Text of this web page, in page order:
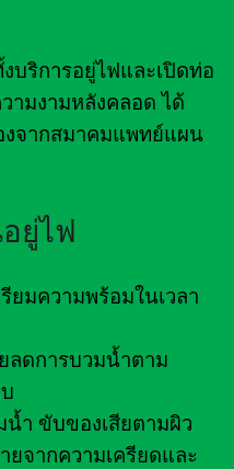
บริการอยู่ไฟและเปิดท่อ
ามงามหลังคลอด ได้
งจากสมาคมแพทย์แผน
ยู่ไฟ
ยมความพร้อมในเวลา
ลดการบวมน้ำตาม
ำ ขับของเสียตามผิว
จากความเครียดและ